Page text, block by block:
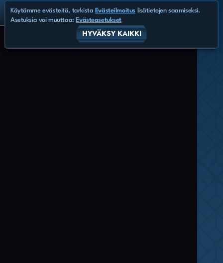
Käytämme evästeitä, tarkista Evästeilmoituslisätietojen saamiseksi.
Asetuksia voi muuttaa: Evästeasetukset
HYVÄKSY KAIKKI